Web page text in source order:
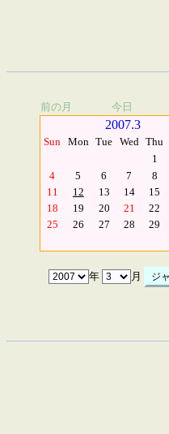
前の月 今日
2007.3
Sun Mon Tue Wed Thu
1
4
5 6 7 8
11
12 13 14 15
18
19 20 21 22
25
26 27 28 29
年 月